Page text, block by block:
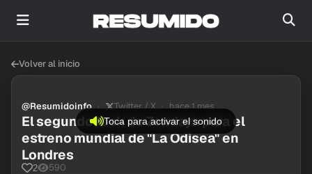
Volver al inicio
Toca para activar el sonido
@Resumidoinfo Twitter / X hace 1 mes
El segundo look de Zendaya para el
estreno mundial de "La Odisea" en
Londres
2 590